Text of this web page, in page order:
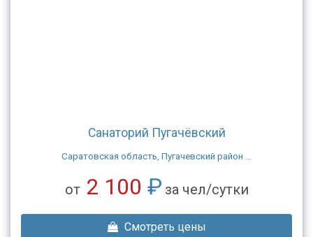
Санаторий Пугачёвский
Саратовская область, Пугачевский район ...
от 2 100 ₽ за чел/сутки
Смотреть цены